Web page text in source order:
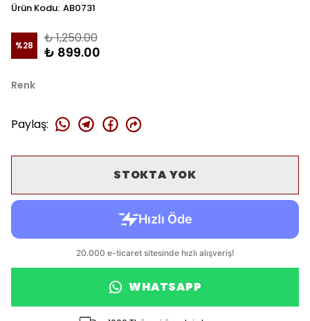
Ürün Kodu: AB0731
%28 ₺ 1,250.00
₺ 899.00
Renk
Paylaş:
STOKTA YOK
WHATSAPP